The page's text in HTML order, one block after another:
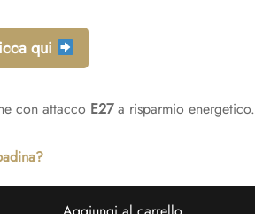
è:
€65,00.
qui
con attacco E27a risparmio energetico.